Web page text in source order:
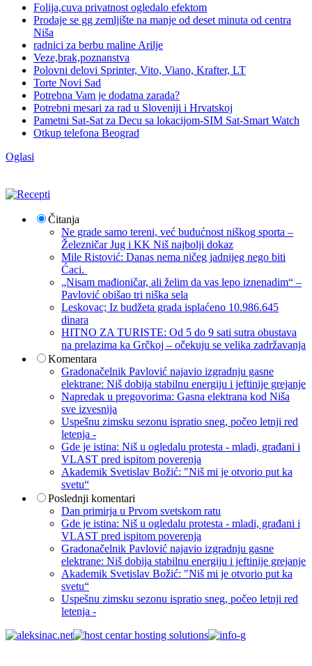
Folija,cuva privatnost ogledalo efektom
Prodaje se gg zemljište na manje od deset minuta od centra
Niša
radnici za berbu maline Arilje
Veze,brak,poznanstva
Polovni delovi Sprinter, Vito, Viano, Krafter, LT
Torte Novi Sad
Potrebna Vam je dodatna zarada?
Potrebni mesari za rad u Sloveniji i Hrvatskoj
Pametni Sat-Sat za Decu sa lokacijom-SIM Sat-Smart Watch
Otkup telefona Beograd
Oglasi
Čitanja
Ne grade samo tereni, već budućnost niškog sporta –
Železničar Jug i KK Niš najbolji dokaz
Mile Ristović: Danas nema ničeg jadnijeg nego biti
Ćaci.
„Nisam mađioničar, ali želim da vas lepo iznenadim“ –
Pavlović obišao tri niška sela
Leskovac; Iz budžeta grada isplaćeno 10.986.645
dinara
HITNO ZA TURISTE: Od 5 do 9 sati sutra obustava
na prelazima ka Grčkoj – očekuju se velika zadržavanja
Komentara
Gradonačelnik Pavlović najavio izgradnju gasne
elektrane: Niš dobija stabilnu energiju i jeftinije grejanje
Napredak u pregovorima: Gasna elektrana kod Niša
sve izvesnija
Uspešnu zimsku sezonu ispratio sneg, počeo letnji red
letenja -
Gde je istina: Niš u ogledalu protesta - mladi, građani i
VLAST pred ispitom poverenja
Akademik Svetislav Božić: "Niš mi je otvorio put ka
svetu“
Poslednji komentari
Dan primirja u Prvom svetskom ratu
Gde je istina: Niš u ogledalu protesta - mladi, građani i
VLAST pred ispitom poverenja
Gradonačelnik Pavlović najavio izgradnju gasne
elektrane: Niš dobija stabilnu energiju i jeftinije grejanje
Akademik Svetislav Božić: "Niš mi je otvorio put ka
svetu“
Uspešnu zimsku sezonu ispratio sneg, počeo letnji red
letenja -